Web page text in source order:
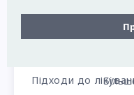
Лікування
особистості
Підходи до